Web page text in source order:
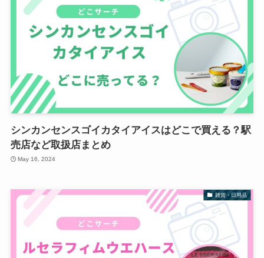
シンカンセンスゴイカタイアイスはどこで買える？駅
売店など取扱店まとめ
May 16, 2024
雑貨・日用品